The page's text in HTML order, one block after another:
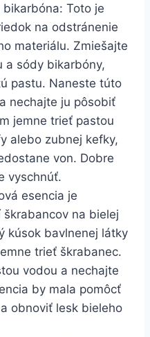
​Toto je
na odstránenie
materiálu.⁤ Zmiešajte
​a sódy bikarbóny,​
pastu. Naneste túto
nechajte ju pôsobiť
jemne trieť pastou
alebo zubnej ⁤kefky,
von. Dobre
vyschnúť.
esencia je
na bielej
kúsok bavlnenej látky
trieť⁣ škrabanec.
‍vodou ⁣a nechajte
by mala pomôcť
obnoviť lesk bieleho